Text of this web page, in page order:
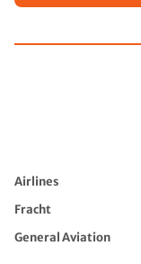
Airlines
Fracht
General Aviation